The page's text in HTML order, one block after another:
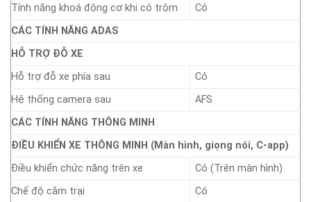
Tính năng khoá động cơ khi có trộm
Có
CÁC TÍNH NĂNG ADAS
HỖ TRỢ ĐỖ XE
Hỗ trợ đỗ xe phía sau
Có
Hệ thống camera sau
AFS
CÁC TÍNH NĂNG THÔNG MINH
ĐIỀU KHIỂN XE THÔNG MINH (Màn hình, giọng nói, C-app)
Điều khiển chức năng trên xe
Có (Trên màn hình)
Chế độ cắm trại
Có